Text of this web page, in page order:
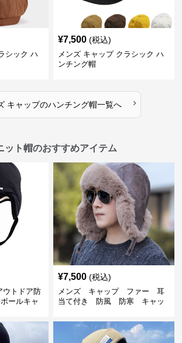
シック ハ
¥7,500 (税込)
メンズ キャップ クラシック ハ
ンチング帽
キャップのハンチング帽一覧へ ›
ット帽のおすすめアイテム
トドア防
ールキャ
¥7,500 (税込)
メンズ キャップ ファー 耳
当て付き 防風 防寒 キャッ